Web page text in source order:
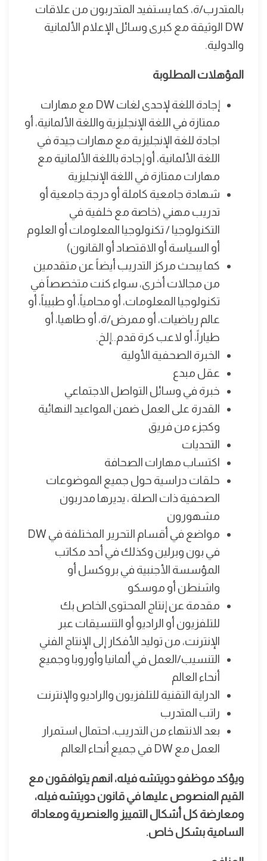
بالمتدرب/ة، كما يستفيد المتدربون من علاقات
DW الوثيقة مع كبرى وسائل الإعلام الألمانية
والدولية.
المؤهلات المطلوبة
إجادة اللغة لإحدى لغات DW مع مهارات
ممتازة في اللغة الإنجليزية واللغة الألمانية، أو
اجادة للغة الإنجليزية مع مهارات جيدة في
اللغة الألمانية، أو إجادة باللغة الألمانية مع
مهارات ممتازة في اللغة الإنجليزية
شهادة جامعية كاملة أو درجة جامعية أو
تدريب مهني (خاصة مع خلفية في
التكنولوجيا / تكنولوجيا المعلومات أو العلوم
أو السياسة أو الاقتصاد أو القانون)
كما يبحث مركز التدريب أيضاً عن متقدمين
من مجالات أخرى، سواء كنت متخصصاً في
تكنولوجيا المعلومات، أو محامياً، أو طبيباً، أو
عالم رياضيات، أو ممرض/ة، أو طاهيا، أو
طياراً، أو لاعب كرة قدم..إلخ.
الخبرة الصحفية الأولية
عقل مبدع
خبرة في وسائل التواصل الاجتماعي
القدرة على العمل ضمن المواعيد النهائية
وكجزء من فريق
التحديات
اكتساب مهارات الصحافة
حلقات دراسية حول جميع الموضوعات
الصحفية ذات الصلة ، يديرها مدربون
مشهورون
مواضع في أقسام التحرير المختلفة في DW
في بون وبرلين وكذلك في أحد مكاتب
المؤسسة الأجنبية في بروكسل أو
واشنطن أو موسكو
مقدمة عن إنتاج المحتوى الخاص بك
للتلفزيون أو الراديو أو التنسيقات عبر
الإنترنت، من توليد الأفكار إلى الإنتاج الفني
التنسيب/العمل في ألمانيا وأوروبا وجميع
أنحاء العالم
الدراية التقنية للتلفزيون والراديو والإنترنت
راتب المتدرب
بعد الانتهاء من التدريب، احتمال استمرار
العمل مع DW في جميع أنحاء العالم
ويؤكد موظفو دويتشه فيله، انهم يتوافقون مع
القيم المنصوص عليها في قانون دويتشه فيله،
ومعارضة كل أشكال التمييز والعنصرية ومعاداة
السامية بشكل خاص.